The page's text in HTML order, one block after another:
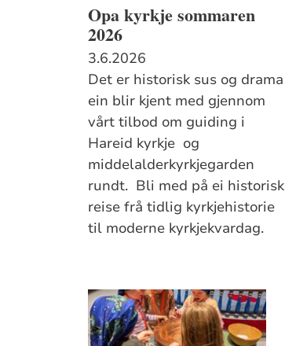
Opa kyrkje sommaren
2026
3.6.2026
Det er historisk sus og drama
ein blir kjent med gjennom
vårt tilbod om guiding i
Hareid kyrkje og
middelalderkyrkjegarden
rundt. Bli med på ei historisk
reise frå tidlig kyrkjehistorie
til moderne kyrkjekvardag.